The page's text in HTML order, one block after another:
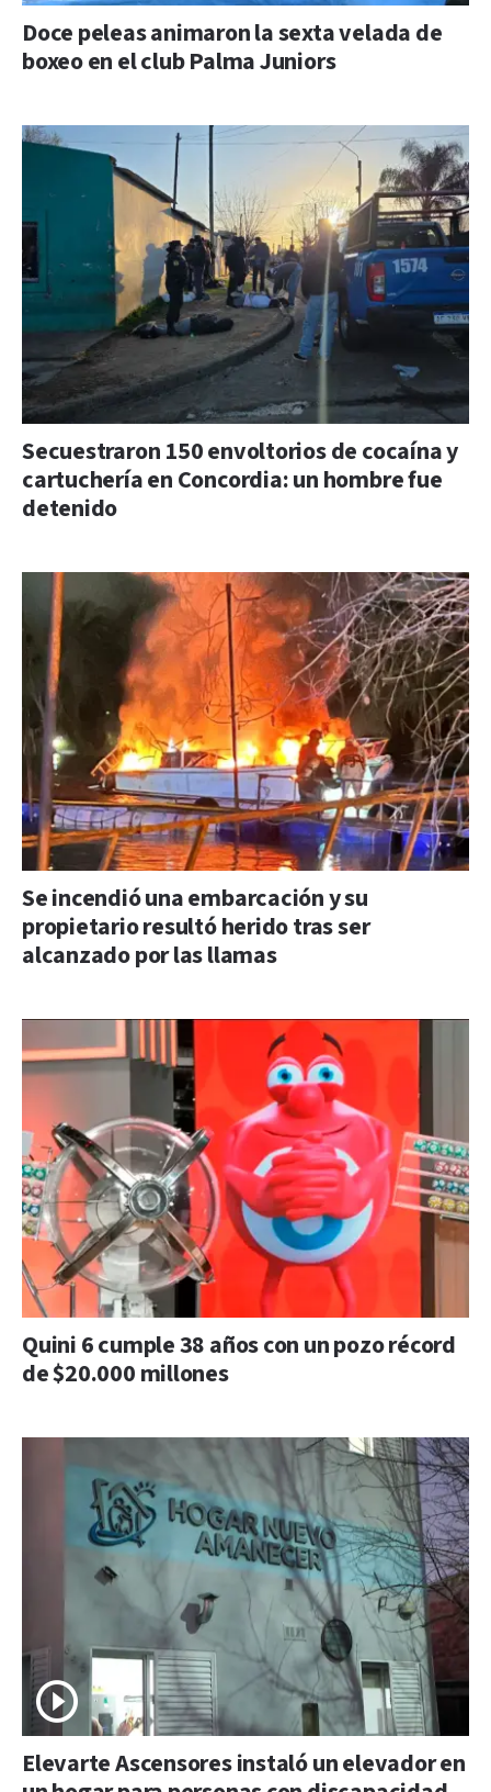
Doce peleas animaron la sexta velada de
boxeo en el club Palma Juniors
Secuestraron 150 envoltorios de cocaína y
cartuchería en Concordia: un hombre fue
detenido
Se incendió una embarcación y su
propietario resultó herido tras ser
alcanzado por las llamas
Quini 6 cumple 38 años con un pozo récord
de $20.000 millones
Elevarte Ascensores instaló un elevador en